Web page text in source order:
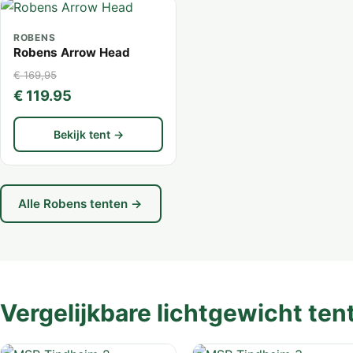
ROBENS
Robens Arrow Head
€ 169,95
€ 119.95
Bekijk tent →
Alle Robens tenten →
Vergelijkbare lichtgewicht